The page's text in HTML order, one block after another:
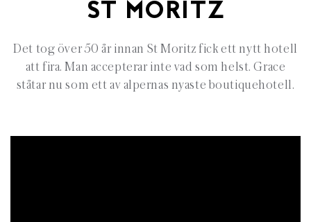
ST MORITZ
Det tog över 50 år innan St Moritz fick ett nytt hotell
att fira. Man accepterar inte vad som helst. Grace
ståtar nu som ett av alpernas nyaste boutiquehotell.